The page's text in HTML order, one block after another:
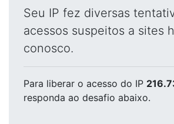
Seu IP fez diversas
acessos suspeitos a sites
conosco.
Para liberar o acesso do IP
responda ao desafio abaixo.